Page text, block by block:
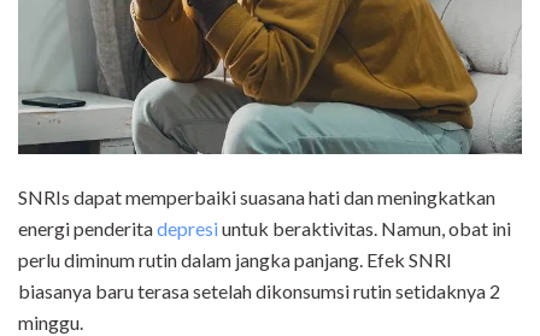
SNRIs dapat memperbaiki suasana hati dan meningkatkan
energi penderitadepresiuntuk beraktivitas. Namun, obat ini
perlu diminum rutin dalam jangka panjang. Efek SNRI
biasanya baru terasa setelah dikonsumsi rutin setidaknya 2
minggu.